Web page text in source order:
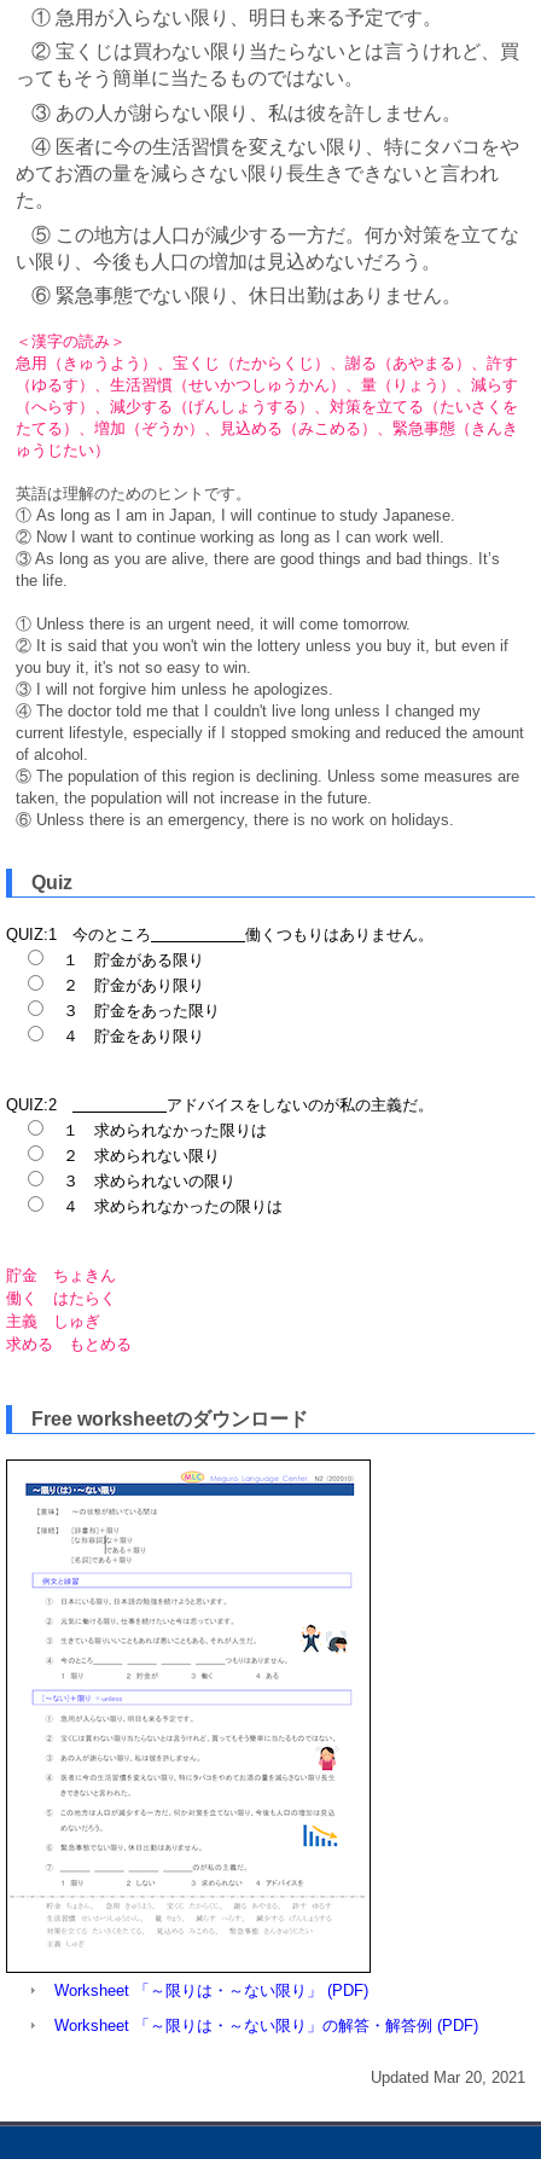
① 急用が入らない限り、明日も来る予定です。
② 宝くじは買わない限り当たらないとは言うけれど、買
ってもそう簡単に当たるものではない。
③ あの人が謝らない限り、私は彼を許しません。
④ 医者に今の生活習慣を変えない限り、特にタバコをや
めてお酒の量を減らさない限り長生きできないと言われ
た。
⑤ この地方は人口が減少する一方だ。何か対策を立てな
い限り、今後も人口の増加は見込めないだろう。
⑥ 緊急事態でない限り、休日出勤はありません。
＜漢字の読み＞
急用（きゅうよう）、宝くじ（たからくじ）、謝る（あやまる）、許す
（ゆるす）、生活習慣（せいかつしゅうかん）、量（りょう）、減らす
（へらす）、減少する（げんしょうする）、対策を立てる（たいさくを
たてる）、増加（ぞうか）、見込める（みこめる）、緊急事態（きんき
ゅうじたい）
英語は理解のためのヒントです。
① As long as I am in Japan, I will continue to study Japanese.
② Now I want to continue working as long as I can work well.
③ As long as you are alive, there are good things and bad things. It’s
the life.
① Unless there is an urgent need, it will come tomorrow.
② It is said that you won't win the lottery unless you buy it, but even if
you buy it, it's not so easy to win.
③ I will not forgive him unless he apologizes.
④ The doctor told me that I couldn't live long unless I changed my
current lifestyle, especially if I stopped smoking and reduced the amount
of alcohol.
⑤ The population of this region is declining. Unless some measures are
taken, the population will not increase in the future.
⑥ Unless there is an emergency, there is no work on holidays.
Quiz
QUIZ:1 今のところ
働くつもりはありません。
１ 貯金がある限り
２ 貯金があり限り
３ 貯金をあった限り
４ 貯金をあり限り
QUIZ:2
アドバイスをしないのが私の主義だ。
１ 求められなかった限りは
２ 求められない限り
３ 求められないの限り
４ 求められなかったの限りは
貯金 ちょきん
働く はたらく
主義 しゅぎ
求める もとめる
Free worksheetのダウンロード
Worksheet 「～限りは・～ない限り」 (PDF)
Worksheet 「～限りは・～ない限り」の解答・解答例 (PDF)
Updated Mar 20, 2021